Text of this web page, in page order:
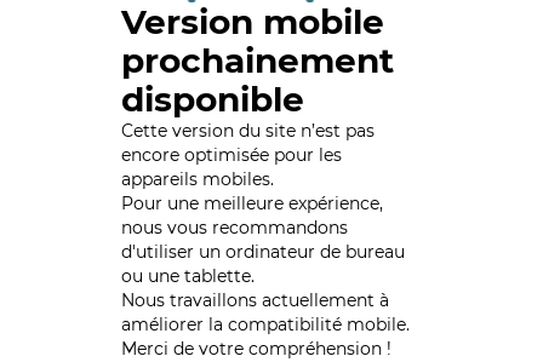
Version mobile
prochainement
disponible
Cette version du site n’est pas
encore optimisée pour les
appareils mobiles.
Pour une meilleure expérience,
nous vous recommandons
d'utiliser un ordinateur de bureau
ou une tablette.
Nous travaillons actuellement à
améliorer la compatibilité mobile.
Merci de votre compréhension !